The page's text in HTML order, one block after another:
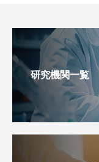
研究機関一覧